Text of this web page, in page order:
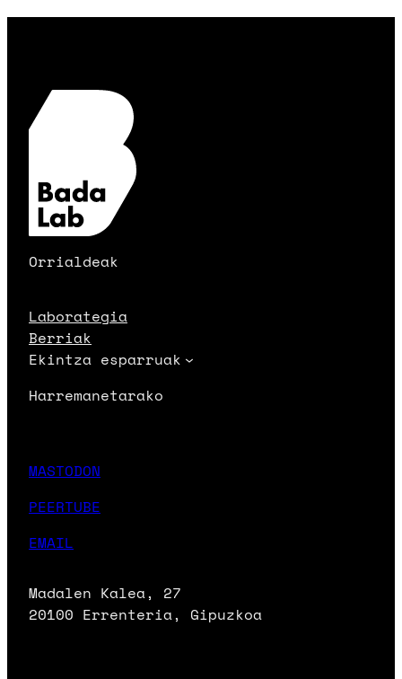
Orrialdeak
Laborategia
Berriak
Ekintza esparruak
Harremanetarako
MASTODON
PEERTUBE
EMAIL
Madalen Kalea, 27
20100 Errenteria, Gipuzkoa